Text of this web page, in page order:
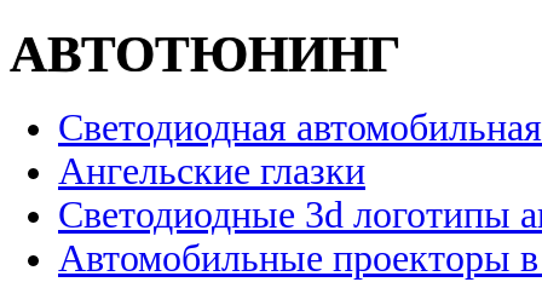
АВТОТЮНИНГ
Светодиодная
Ангельские глазки
Светодиодные 3d логотипы
Автомобильные проекторы